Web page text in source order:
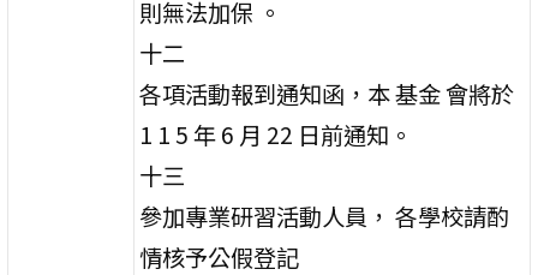
則無法加保 。
十二
各項活動報到通知函，本 基金 會將於
1 1 5 年 6 月 22 日前通知。
十三
參加專業研習活動人員， 各學校請酌
情核予公假登記